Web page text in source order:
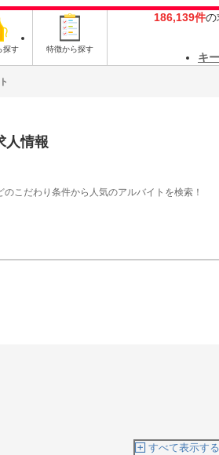
探す 特徴から探す
186,139件の
キ
人情報
こだわり条件から人気のアルバイトを検索！
すべて表示する